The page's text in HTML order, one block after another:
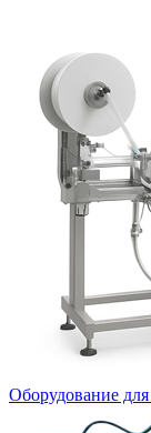
Оборудование